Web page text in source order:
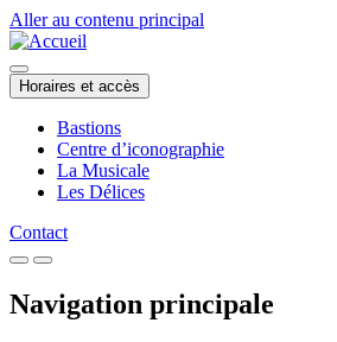
Aller au contenu principal
Horaires et accès
Bastions
Centre d’iconographie
La Musicale
Les Délices
Contact
Navigation principale